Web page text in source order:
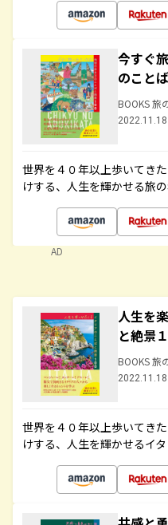
今すぐ
のこと
BOOKS 旅
世界を４０年以上歩いてき
けする、人生を輝かせる旅
AD
人生を
と絶景
BOOKS 旅
世界を４０年以上歩いてき
けする、人生を輝かせるイ